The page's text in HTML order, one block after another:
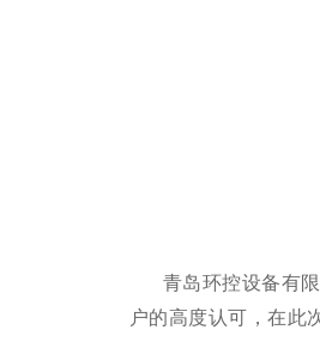
青岛环控设备有
户的高度认可，在此